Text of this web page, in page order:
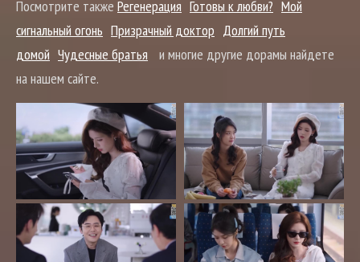
Посмотрите также Регенерация Готовы к любви? Мой
сигнальный огонь Призрачный доктор Долгий путь
домой Чудесные братья
и многие другие дорамы найдете
на нашем сайте.